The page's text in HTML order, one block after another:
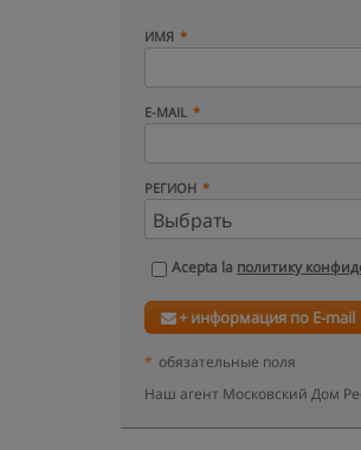
ИМЯ
E-MAIL
РЕГИОН
Acepta la политику
+ информация по E-mail
* обязательные поля
Наш агент Московский Дом